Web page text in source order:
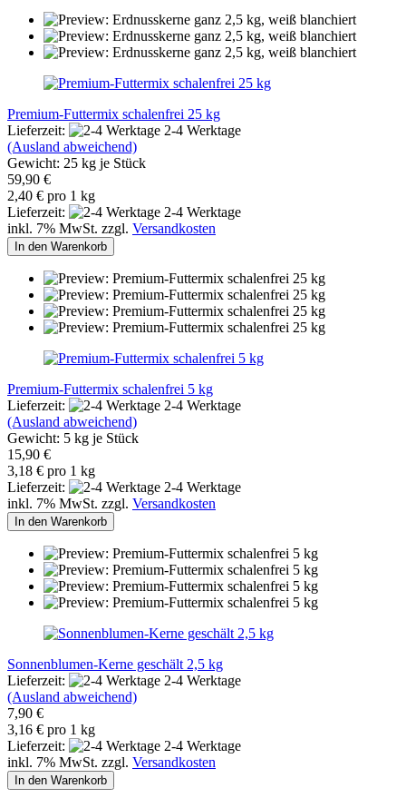
Premium-Futtermix schalenfrei 25 kg
Lieferzeit:
2-4 Werktage
(Ausland abweichend)
Gewicht: 25 kg je Stück
59,90 €
2,40 € pro 1 kg
Lieferzeit:
2-4 Werktage
inkl. 7% MwSt. zzgl. Versandkosten
In den Warenkorb
Premium-Futtermix schalenfrei 5 kg
Lieferzeit:
2-4 Werktage
(Ausland abweichend)
Gewicht: 5 kg je Stück
15,90 €
3,18 € pro 1 kg
Lieferzeit:
2-4 Werktage
inkl. 7% MwSt. zzgl. Versandkosten
In den Warenkorb
Sonnenblumen-Kerne geschält 2,5 kg
Lieferzeit:
2-4 Werktage
(Ausland abweichend)
7,90 €
3,16 € pro 1 kg
Lieferzeit:
2-4 Werktage
inkl. 7% MwSt. zzgl. Versandkosten
In den Warenkorb